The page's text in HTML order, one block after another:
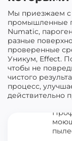
Мы приезжаем с
промышленные
Numatic,
разные
проверенные
Уникум, Effect.
чтобы не
чистого
процесс,
действительно